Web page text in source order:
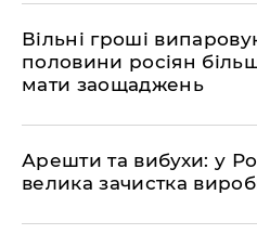
Вільні гроші
половини росіян
мати заощаджень
Арешти та вибухи: у
велика зачистка